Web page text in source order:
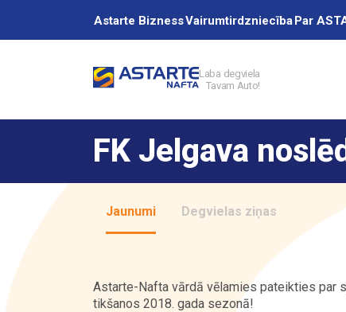
Astarte BiznessVairumtirdzniecībaPar
Laba degviela
Tavam Auto!
FK Jelgava
Jaunumi Degvielas ziņas
Astarte-Nafta vārdā vēlamies pateikties par
tikšanos 2018. gada sezonā!